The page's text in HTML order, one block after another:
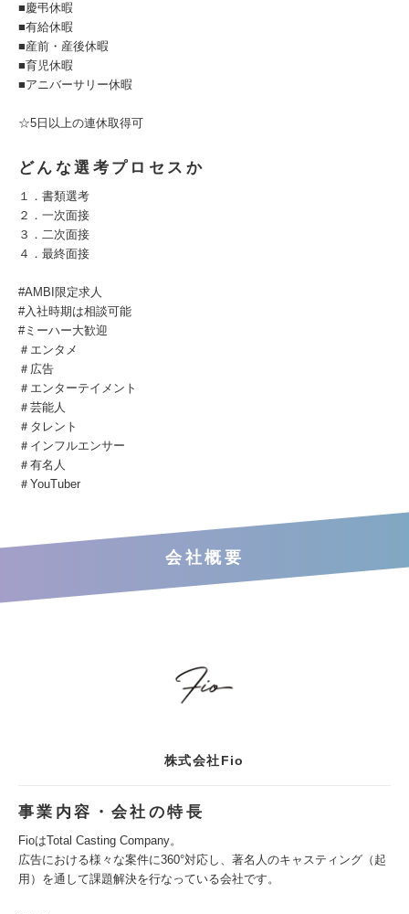
■慶弔休暇
■有給休暇
■産前・産後休暇
■育児休暇
■アニバーサリー休暇
☆5日以上の連休取得可
どんな選考プロセスか
１．書類選考
２．一次面接
３．二次面接
４．最終面接
#AMBI限定求人
#入社時期は相談可能
#ミーハー大歓迎
＃エンタメ
＃広告
＃エンターテイメント
＃芸能人
＃タレント
＃インフルエンサー
＃有名人
＃YouTuber
会社概要
株式会社Fio
事業内容・会社の特長
FioはTotal Casting Company。
広告における様々な案件に360°対応し、著名人のキャスティング（起
用）を通して課題解決を行なっている会社です。